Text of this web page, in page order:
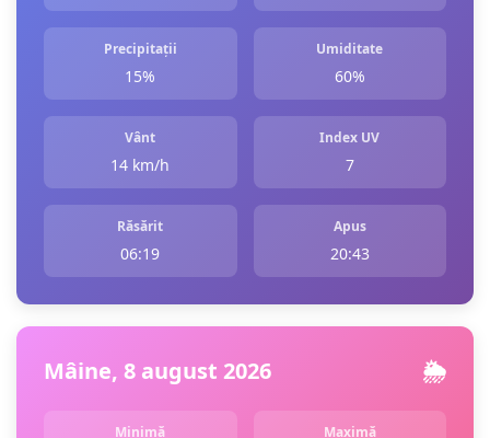
Precipitații
15%
Umiditate
60%
Vânt
14 km/h
Index UV
7
Răsărit
06:19
Apus
20:43
Mâine, 8 august 2026 🌦️
Minimă Maximă